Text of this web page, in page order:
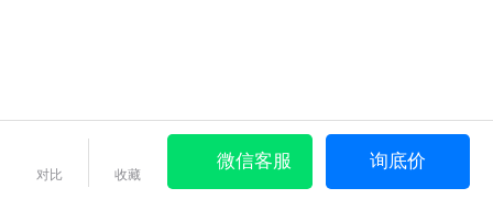
对比 收藏
微信客服 询底价